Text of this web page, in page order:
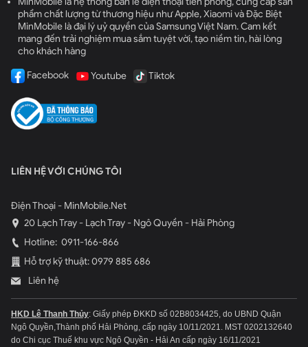
phẩm chất lượng từ thương hiệu như Apple, Xiaomi và Đặc Biệt
MinMobile là đại lý uỷ quyền của Samsung Việt Nam. Cam kết
mang đến trải nghiệm mua sắm tuyệt vời, tạo niềm tin, hài lòng
cho khách hàng
Facebook Youtube Tiktok
LIÊN HỆ VỚI CHÚNG TÔI
Điện Thoại - MinMobile.Net
20 Lạch Tray - Lạch Tray - Ngô Quyền - Hải Phòng
Hotline: 0911-166-866
Hỗ trợ kỹ thuật: 0979 885 686
Liên hệ
HKD Lê Thanh Thủy: Giấy phép ĐKKD số 02B8034425, do UBND Quận
Ngô Quyền,Thành phố Hải Phòng, cấp ngày 10/11/2021. MST 0202132640
do Chi cục Thuế khu vực Ngô Quyền - Hải An cấp ngày 16/11/2021